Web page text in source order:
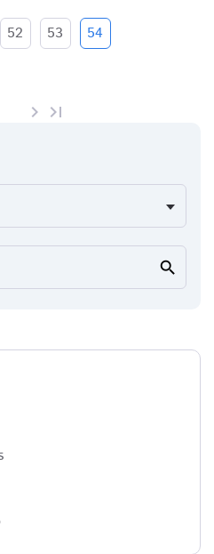
52 53 54
chevron_right last_page
search